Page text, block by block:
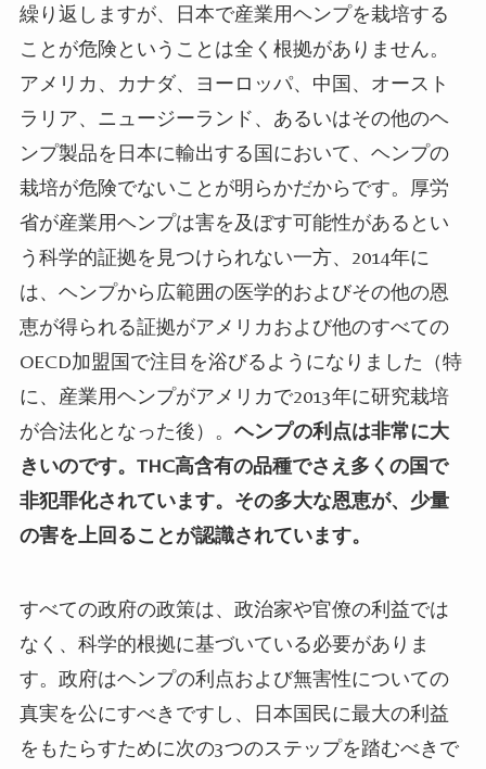
繰り返しますが、日本で産業用ヘンプを栽培する
ことが危険ということは全く根拠がありません。
アメリカ、カナダ、ヨーロッパ、中国、オースト
ラリア、ニュージーランド、あるいはその他のヘ
ンプ製品を日本に輸出する国において、ヘンプの
栽培が危険でないことが明らかだからです。厚労
省が産業用ヘンプは害を及ぼす可能性があるとい
う科学的証拠を見つけられない一方、 2014年に
は、ヘンプから広範囲の医学的およびその他の恩
恵が得られる証拠がアメリカおよび他のすべての
OECD加盟国で注目を浴びるようになりました（特
に、産業用ヘンプがアメリカで2013年に研究栽培
が合法化となった後）。 ヘンプの利点は非常に大
きいのです。 THC高含有の品種でさえ多くの国で
非犯罪化されています。その多大な恩恵が、少量
の害を上回ることが認識されています。
すべての政府の政策は、政治家や官僚の利益では
なく、科学的根拠に基づいている必要がありま
す。政府はヘンプの利点および無害性についての
真実を公にすべきですし、日本国民に最大の利益
をもたらすために次の3つのステップを踏むべきで